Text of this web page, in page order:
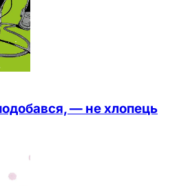
— не хлопець